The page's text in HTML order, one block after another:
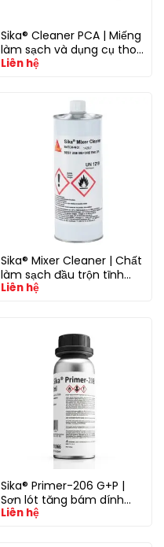
Sika® Cleaner PCA | Miếng
làm sạch và dụng cụ thoa
primer cho kính, ceramic
Liên hệ
Sika® Mixer Cleaner | Chất
làm sạch đầu trộn tĩnh
(Static Mixer) cho keo PU
Liên hệ
Sika® Primer-206 G+P |
Sơn lót tăng bám dính
cho kính, gốm và nhựa
Liên hệ